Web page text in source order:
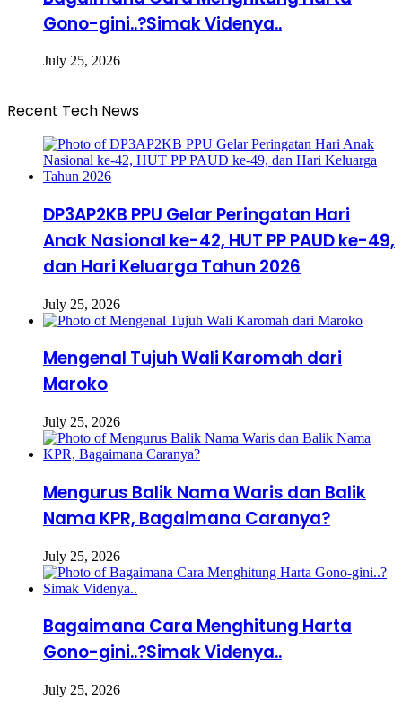
Gono-gini..?Simak Videnya..
July 25, 2026
Recent Tech News
DP3AP2KB PPU Gelar Peringatan Hari
Anak Nasional ke-42, HUT PP PAUD ke-49,
dan Hari Keluarga Tahun 2026
July 25, 2026
Mengenal Tujuh Wali Karomah dari
Maroko
July 25, 2026
Mengurus Balik Nama Waris dan Balik
Nama KPR, Bagaimana Caranya?
July 25, 2026
Bagaimana Cara Menghitung Harta
Gono-gini..?Simak Videnya..
July 25, 2026